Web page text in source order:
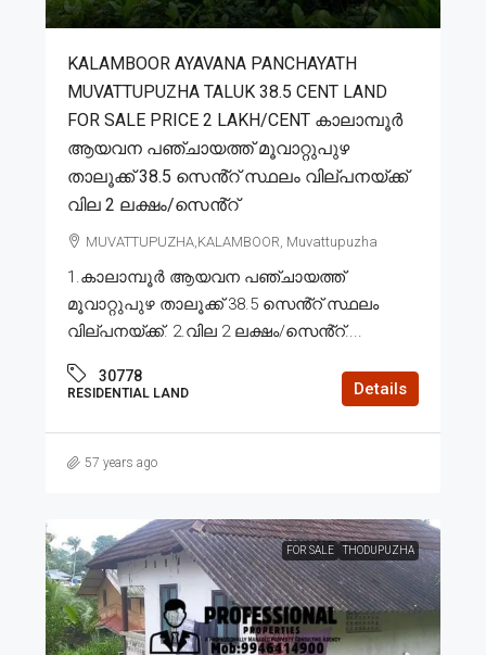
KALAMBOOR AYAVANA PANCHAYATH
MUVATTUPUZHA TALUK 38.5 CENT LAND
FOR SALE PRICE 2 LAKH/CENT കാലാമ്പൂർ
ആയവന പഞ്ചായത്ത് മൂവാറ്റുപുഴ
താലൂക്ക് 38.5 സെൻ്റ് സ്ഥലം വില്പനയ്ക്ക്
വില 2 ലക്ഷം/സെൻ്റ്
MUVATTUPUZHA,KALAMBOOR, Muvattupuzha
1.കാലാമ്പൂർ ആയവന പഞ്ചായത്ത്
മൂവാറ്റുപുഴ താലൂക്ക് 38.5 സെൻ്റ് സ്ഥലം
വില്പനയ്ക്ക്. 2.വില 2 ലക്ഷം/സെൻ്റ്....
30778
RESIDENTIAL LAND Details
57 years ago
FOR SALE THODUPUZHA